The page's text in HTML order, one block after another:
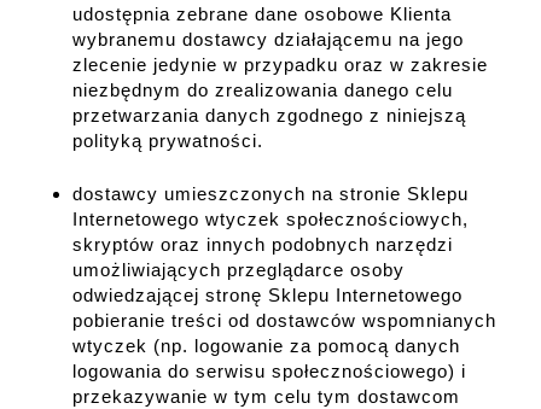
udostępnia zebrane dane osobowe Klienta
wybranemu dostawcy działającemu na jego
zlecenie jedynie w przypadku oraz w zakresie
niezbędnym do zrealizowania danego celu
przetwarzania danych zgodnego z niniejszą
polityką prywatności.
dostawcy umieszczonych na stronie Sklepu
Internetowego wtyczek społecznościowych,
skryptów oraz innych podobnych narzędzi
umożliwiających przeglądarce osoby
odwiedzającej stronę Sklepu Internetowego
pobieranie treści od dostawców wspomnianych
wtyczek (np. logowanie za pomocą danych
logowania do serwisu społecznościowego) i
przekazywanie w tym celu tym dostawcom